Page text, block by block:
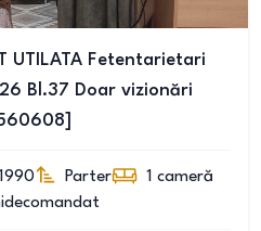
UTILATA Fetentarietari
Bl.37 Doar vizionări
Parter 1 cameră